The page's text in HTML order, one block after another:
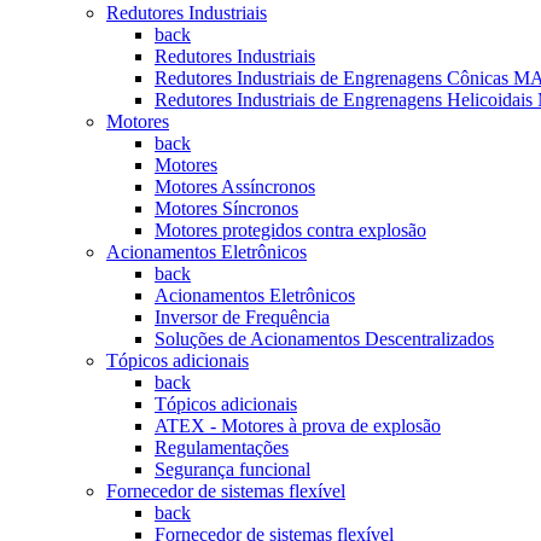
Redutores Industriais
back
Redutores Industriais
Redutores Industriais de Engrenagens Cônicas
Redutores Industriais de Engrenagens
Motores
back
Motores
Motores Assíncronos
Motores Síncronos
Motores protegidos contra explosão
Acionamentos Eletrônicos
back
Acionamentos Eletrônicos
Inversor de Frequência
Soluções de Acionamentos Descentralizados
Tópicos adicionais
back
Tópicos adicionais
ATEX - Motores à prova de explosão
Regulamentações
Segurança funcional
Fornecedor de sistemas flexível
back
Fornecedor de sistemas flexível